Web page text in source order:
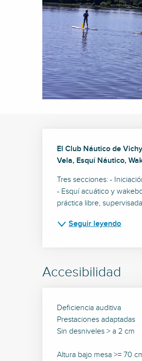
El Club Náutico de
Vela, Esquí Náutico,
Tres secciones: -
- Esquí acuático y
práctica libre,
Seguir leyendo
Accesibilidad
Deficiencia auditiva
Prestaciones adaptadas
Sin desniveles > a 2 cm
Altura bajo mesa >= 70